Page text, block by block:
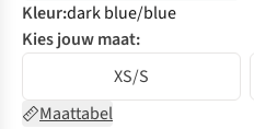
Kleur:dark blue/blue
Kies jouw maat:
XS/S
Maattabel